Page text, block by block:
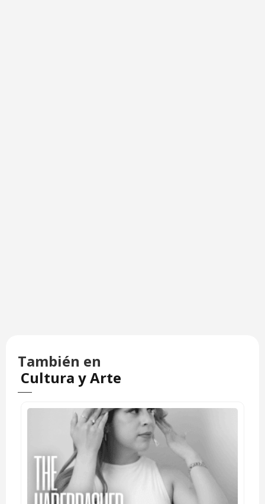
También en
Cultura y Arte